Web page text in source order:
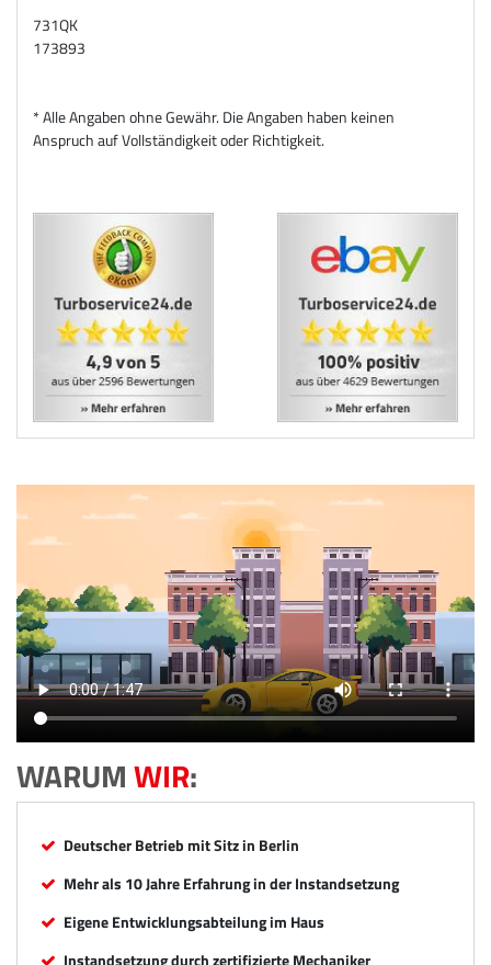
731QK
173893
* Alle Angaben ohne Gewähr. Die Angaben haben keinen
Anspruch auf Vollständigkeit oder Richtigkeit.
WARUMWIR:
Deutscher Betrieb mit Sitz in Berlin
Mehr als 10 Jahre Erfahrung in der Instandsetzung
Eigene Entwicklungsabteilung im Haus